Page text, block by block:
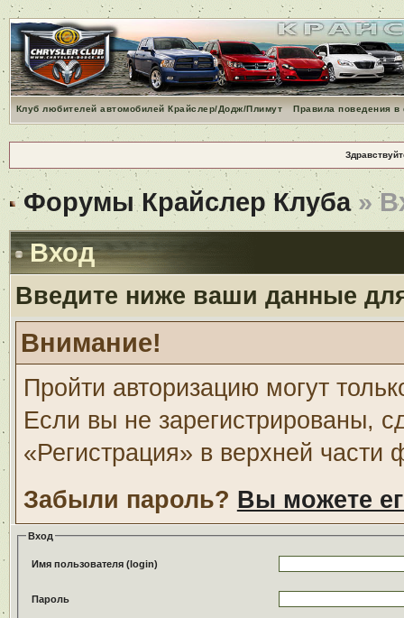
Клуб любителей автомобилей Крайслер/Додж/Плимут Правила поведения
Форумы Крайслер Клуба»
Вход
Введите ниже ваши данные
Внимание!
Пройти авторизацию могут
Если вы не зарегистрированы,
«Регистрация» в верхней части
Забыли пароль? Вы можете
Вход
Имя пользователя (login)
Пароль